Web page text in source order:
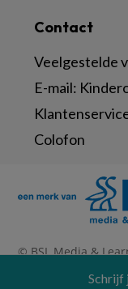
Contact
Veelgestelde
E-mail:
Colofon
© BSL Media &
Schrijf